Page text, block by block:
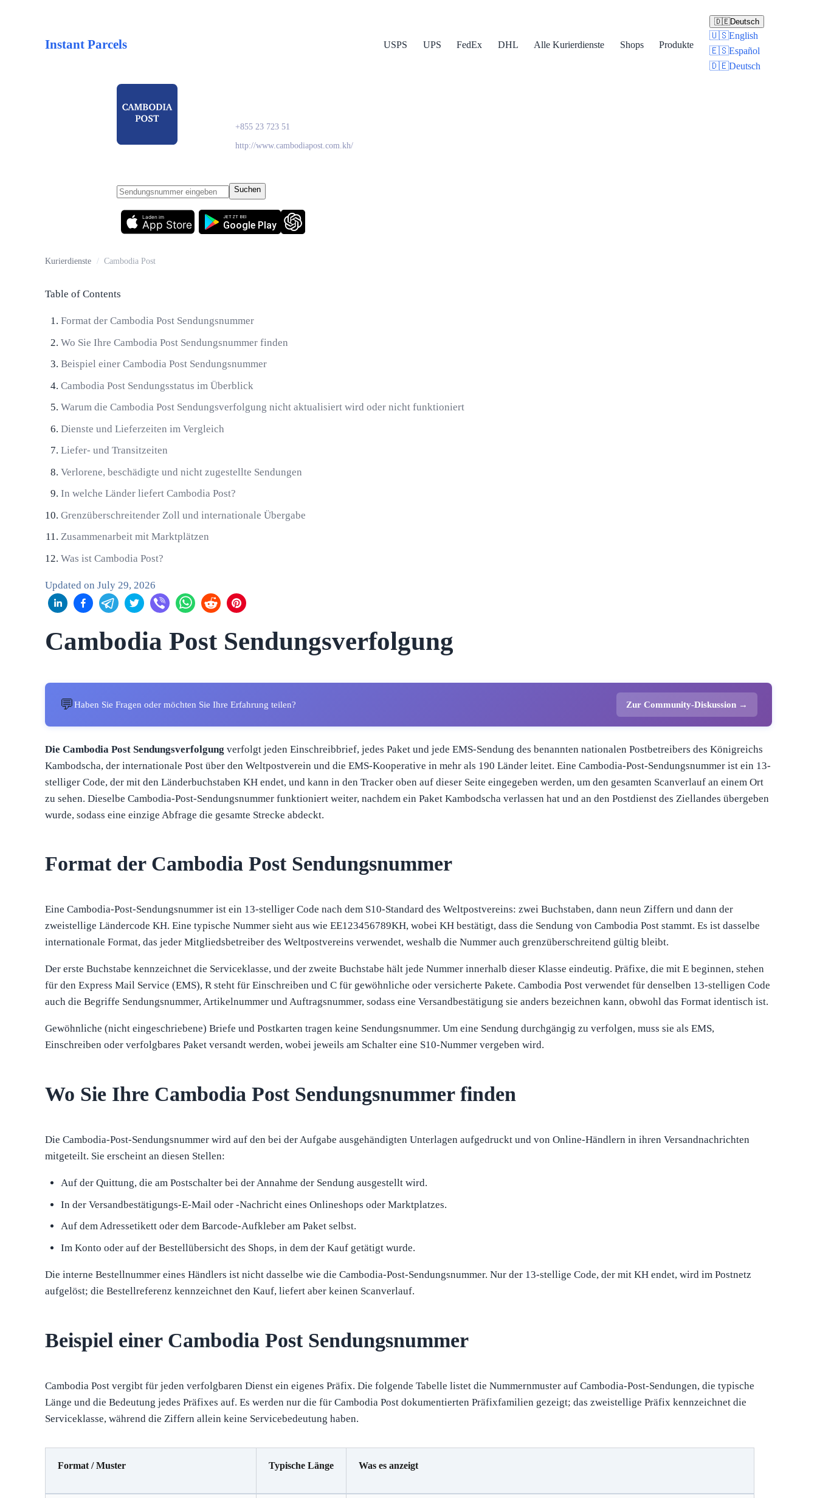
Instant Parcels USPS UPS FedEx DHL Alle Kurierdienste Shops Produkte
🇩🇪Deutsch
🇺🇸English
🇪🇸Español
🇩🇪Deutsch
+855 23 723 51
http://www.cambodiapost.com.kh/
Suchen
App Store
Laden im
Google Play
JETZT BEI
Kurierdienste / Cambodia Post
Table of Contents
Format der Cambodia Post Sendungsnummer
Wo Sie Ihre Cambodia Post Sendungsnummer finden
Beispiel einer Cambodia Post Sendungsnummer
Cambodia Post Sendungsstatus im Überblick
Warum die Cambodia Post Sendungsverfolgung nicht aktualisiert wird oder nicht funktioniert
Dienste und Lieferzeiten im Vergleich
Liefer- und Transitzeiten
Verlorene, beschädigte und nicht zugestellte Sendungen
In welche Länder liefert Cambodia Post?
Grenzüberschreitender Zoll und internationale Übergabe
Zusammenarbeit mit Marktplätzen
Was ist Cambodia Post?
Updated onJuly 29, 2026
Cambodia Post Sendungsverfolgung
💬Haben Sie Fragen oder möchten Sie Ihre Erfahrung teilen? Zur Community-Diskussion →
Die Cambodia Post Sendungsverfolgung verfolgt jeden Einschreibbrief, jedes Paket und jede EMS-Sendung des benannten nationalen Postbetreibers des Königreichs
Kambodscha, der internationale Post über den Weltpostverein und die EMS-Kooperative in mehr als 190 Länder leitet. Eine Cambodia-Post-Sendungsnummer ist ein 13-
stelliger Code, der mit den Länderbuchstaben KH endet, und kann in den Tracker oben auf dieser Seite eingegeben werden, um den gesamten Scanverlauf an einem Ort
zu sehen. Dieselbe Cambodia-Post-Sendungsnummer funktioniert weiter, nachdem ein Paket Kambodscha verlassen hat und an den Postdienst des Ziellandes übergeben
wurde, sodass eine einzige Abfrage die gesamte Strecke abdeckt.
Format der Cambodia Post Sendungsnummer
Eine Cambodia-Post-Sendungsnummer ist ein 13-stelliger Code nach dem S10-Standard des Weltpostvereins: zwei Buchstaben, dann neun Ziffern und dann der
zweistellige Ländercode KH. Eine typische Nummer sieht aus wie EE123456789KH, wobei KH bestätigt, dass die Sendung von Cambodia Post stammt. Es ist dasselbe
internationale Format, das jeder Mitgliedsbetreiber des Weltpostvereins verwendet, weshalb die Nummer auch grenzüberschreitend gültig bleibt.
Der erste Buchstabe kennzeichnet die Serviceklasse, und der zweite Buchstabe hält jede Nummer innerhalb dieser Klasse eindeutig. Präfixe, die mit E beginnen, stehen
für den Express Mail Service (EMS), R steht für Einschreiben und C für gewöhnliche oder versicherte Pakete. Cambodia Post verwendet für denselben 13-stelligen Code
auch die Begriffe Sendungsnummer, Artikelnummer und Auftragsnummer, sodass eine Versandbestätigung sie anders bezeichnen kann, obwohl das Format identisch ist.
Gewöhnliche (nicht eingeschriebene) Briefe und Postkarten tragen keine Sendungsnummer. Um eine Sendung durchgängig zu verfolgen, muss sie als EMS,
Einschreiben oder verfolgbares Paket versandt werden, wobei jeweils am Schalter eine S10-Nummer vergeben wird.
Wo Sie Ihre Cambodia Post Sendungsnummer finden
Die Cambodia-Post-Sendungsnummer wird auf den bei der Aufgabe ausgehändigten Unterlagen aufgedruckt und von Online-Händlern in ihren Versandnachrichten
mitgeteilt. Sie erscheint an diesen Stellen:
Auf der Quittung, die am Postschalter bei der Annahme der Sendung ausgestellt wird.
In der Versandbestätigungs-E-Mail oder -Nachricht eines Onlineshops oder Marktplatzes.
Auf dem Adressetikett oder dem Barcode-Aufkleber am Paket selbst.
Im Konto oder auf der Bestellübersicht des Shops, in dem der Kauf getätigt wurde.
Die interne Bestellnummer eines Händlers ist nicht dasselbe wie die Cambodia-Post-Sendungsnummer. Nur der 13-stellige Code, der mit KH endet, wird im Postnetz
aufgelöst; die Bestellreferenz kennzeichnet den Kauf, liefert aber keinen Scanverlauf.
Beispiel einer Cambodia Post Sendungsnummer
Cambodia Post vergibt für jeden verfolgbaren Dienst ein eigenes Präfix. Die folgende Tabelle listet die Nummernmuster auf Cambodia-Post-Sendungen, die typische
Länge und die Bedeutung jedes Präfixes auf. Es werden nur die für Cambodia Post dokumentierten Präfixfamilien gezeigt; das zweistellige Präfix kennzeichnet die
Serviceklasse, während die Ziffern allein keine Servicebedeutung haben.
Format / Muster Typische Länge Was es anzeigt